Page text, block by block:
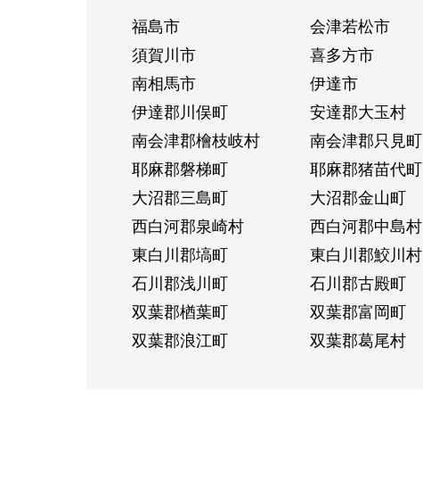
福島市 会津若松市
須賀川市
喜多方市
南相馬市
伊達市
伊達郡川俣町
安達郡大玉村
南会津郡檜枝岐村
南会津郡只見町
耶麻郡磐梯町
耶麻郡猪苗代町
大沼郡三島町
大沼郡金山町
西白河郡泉崎村
西白河郡中島村
東白川郡塙町
東白川郡鮫川村
石川郡浅川町
石川郡古殿町
双葉郡楢葉町
双葉郡富岡町
双葉郡浪江町
双葉郡葛尾村